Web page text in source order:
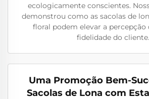
ecologicamente conscientes.
demonstrou como as sacolas de
floral podem elevar a percepção
fidelidade do cliente.
Uma Promoção Bem-
Sacolas de Lona com